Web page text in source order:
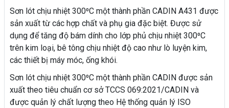
Sơn lót chịu nhiệt 300⁰C một thành phần CADIN A431 được
sản xuất từ các hợp chất và phụ gia đặc biệt. Được sử
dụng để tăng độ bám dính cho lớp phủ chịu nhiệt 300⁰C
trên kim loại, bê tông chịu nhiệt độ cao như lò luyện kim,
các thiết bị máy móc, ống khói.
Sơn lót chịu nhiệt 300⁰C một thành phần CADIN được sản
xuất theo tiêu chuẩn cơ sở TCCS 069:2021/CADIN và
được quản lý chất lượng theo Hệ thống quản lý ISO